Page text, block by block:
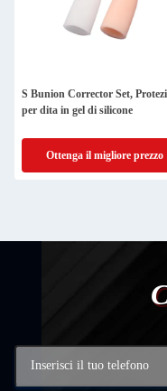
S Bunion Corrector Set,
per dita in gel di silicone
Ottenga il migliore prezzo